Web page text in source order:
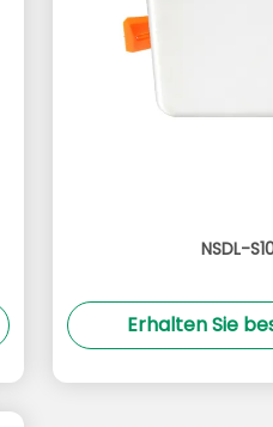
NSDL-
Erhalten Sie